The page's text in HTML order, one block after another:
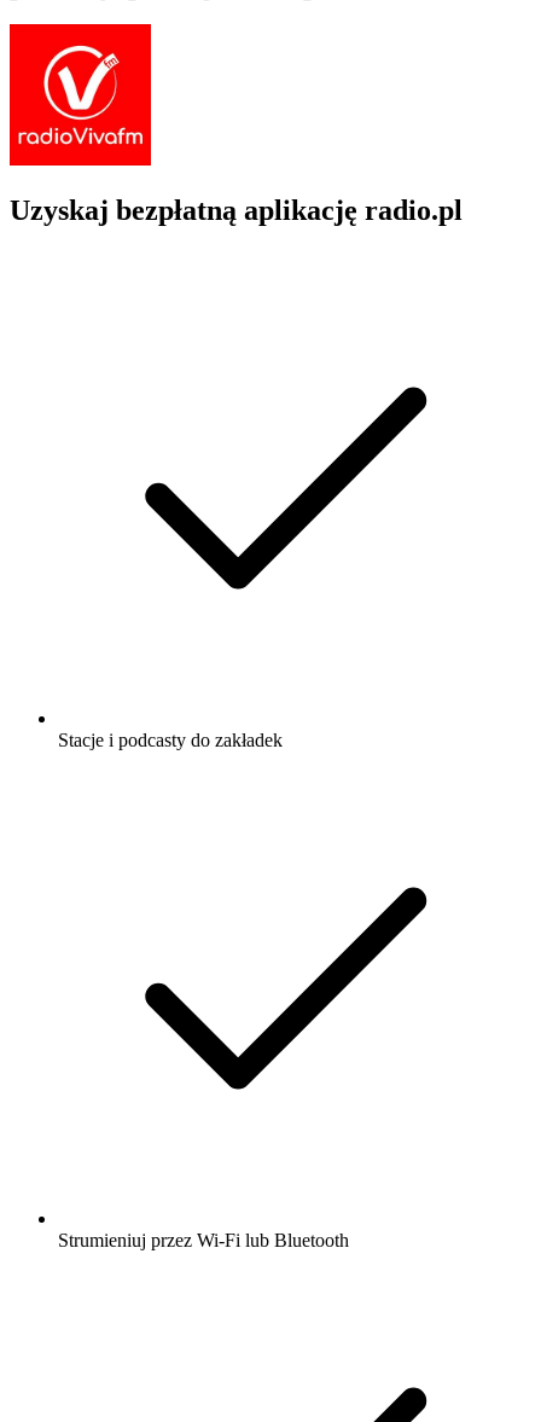
Uzyskaj bezpłatną aplikację radio.pl
Stacje i podcasty do zakładek
Strumieniuj przez Wi-Fi lub Bluetooth